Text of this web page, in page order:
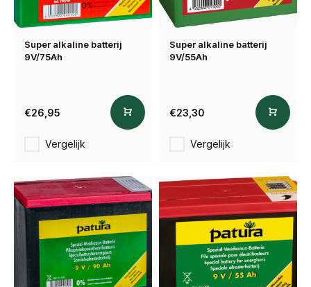
Super alkaline batterij
9V/75Ah
€26,95
Vergelijk
Super alkaline batterij
9V/55Ah
€23,30
Vergelijk